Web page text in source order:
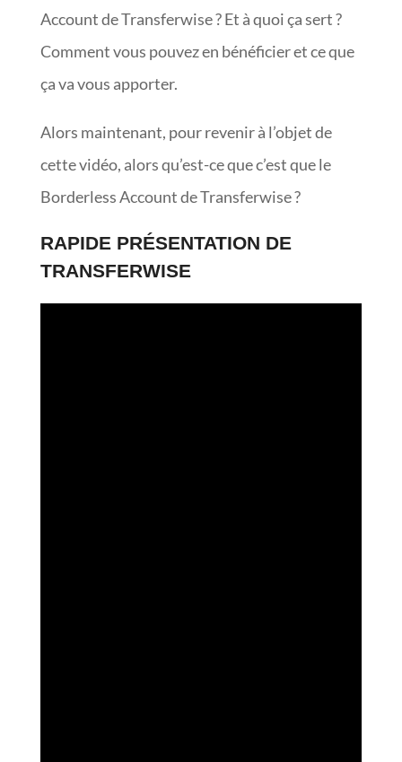
Account de Transferwise ? Et à quoi ça sert ?
Comment vous pouvez en bénéficier et ce que
ça va vous apporter.
Alors maintenant, pour revenir à l’objet de
cette vidéo, alors qu’est-ce que c’est que le
Borderless Account de Transferwise ?
RAPIDE PRÉSENTATION DE
TRANSFERWISE